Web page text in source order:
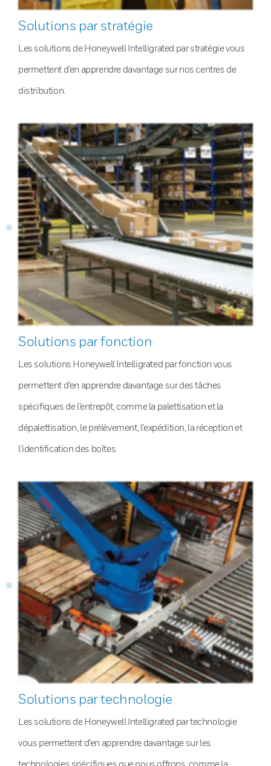
Solutions par stratégie
Les solutions de Honeywell Intelligrated par stratégie vous
permettent d’en apprendre davantage sur nos centres de
distribution.
Solutions par fonction
Les solutions Honeywell Intelligrated par fonction vous
permettent d’en apprendre davantage sur des tâches
spécifiques de l’entrepôt, comme la palettisation et la
dépalettisation, le prélèvement, l’expédition, la réception et
l’identification des boîtes.
Solutions par technologie
Les solutions de Honeywell Intelligrated par technologie
vous permettent d’en apprendre davantage sur les
technologies spécifiques que nous offrons, comme la